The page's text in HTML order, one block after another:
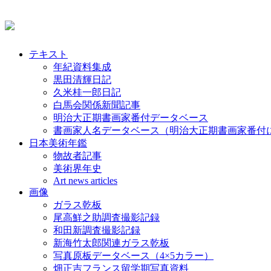
テキスト
年紀資料集成
黒田清輝日記
久米桂一郎日記
白馬会関係新聞記事
明治大正期書画家番付データベース
書画家人名データベース（明治大正期書画家番付
日本美術年鑑
物故者記事
美術界年史
Art news articles
画像
ガラス乾板
尾高鮮之助調査撮影記録
和田新調査撮影記録
新海竹太郎関連ガラス乾板
写真原板データベース（4×5カラー）
畑正吉フランス留学期写真資料